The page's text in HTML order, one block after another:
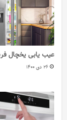
عیب یابی یخچال
26 دی 1400